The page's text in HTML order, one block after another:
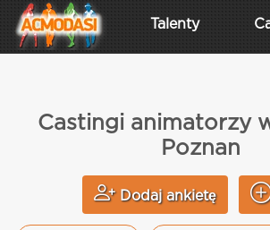
Talenty
Castingi animatorzy
Poznan
Dodaj ankietę